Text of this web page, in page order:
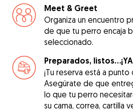
Meet & Greet
Organiza un encuentro
de que tu perro encaja
seleccionado.
Preparados,
¡Tu reserva está a
Asegúrate de que
lo que tu perro
su cama, correa, cartilla